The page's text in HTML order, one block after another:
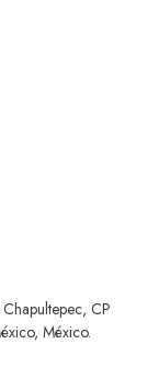
CP
México.